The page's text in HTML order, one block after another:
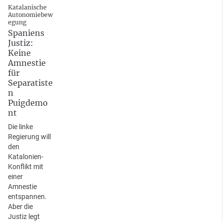
Katalanische
Autonomiebew
egung
Spaniens
Justiz:
Keine
Amnestie
für
Separatiste
n
Puigdemo
nt
Die linke
Regierung will
den
Katalonien-
Konflikt mit
einer
Amnestie
entspannen.
Aber die
Justiz legt